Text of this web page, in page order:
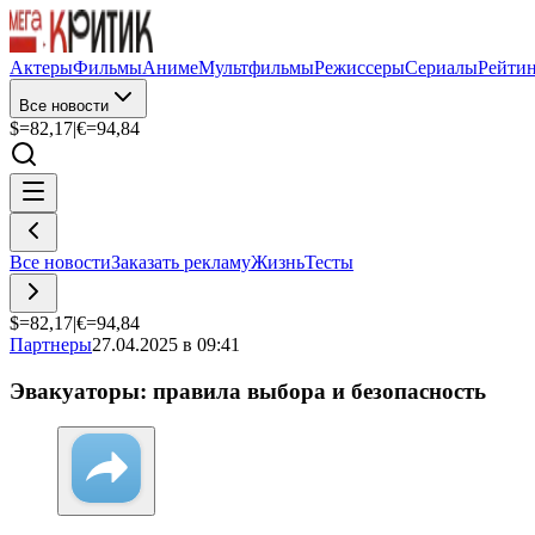
АктерыФильмыАнимеМультфильмыРежиссерыСериалы
Все новости
$=82,17|€=94,84
Все новостиЗаказать рекламуЖизньТесты
$=82,17|€=94,84
Партнеры27.04.2025 в 09:41
Эвакуаторы: правила выбора и безопасность